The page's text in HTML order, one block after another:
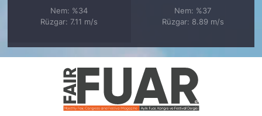
Nem: %34
Rüzgar: 7.11 m/s
Nem: %37
Rüzgar: 8.89 m/s